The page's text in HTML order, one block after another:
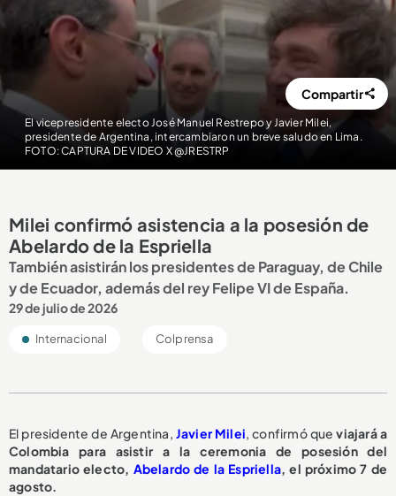
El vicepresidente electo José Manuel Restrepo y Javier Milei,
presidente de Argentina, intercambiaron un breve saludo en Lima.
FOTO: CAPTURA DE VIDEO X @JRESTRP
Compartir
Milei confirmó asistencia a la posesión de
Abelardo de la Espriella
También asistirán los presidentes de Paraguay, de Chile
y de Ecuador, además del rey Felipe VI de España.
29 de julio de 2026
Internacional Colprensa
El presidente de Argentina, Javier Milei, confirmó queviajará a
Colombia para asistir a la ceremonia de posesión del
mandatario electo, Abelardo de la Espriella, el próximo 7 de
agosto.